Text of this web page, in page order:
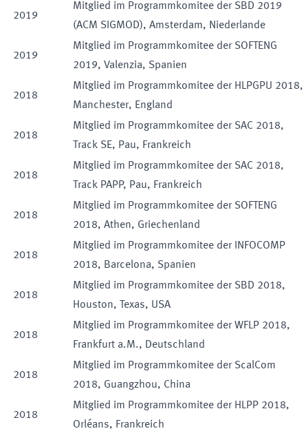
2019
Mitglied im Programmkomitee der SBD 2019
(ACM SIGMOD), Amsterdam, Niederlande
2019
Mitglied im Programmkomitee der SOFTENG
2019, Valenzia, Spanien
2018
Mitglied im Programmkomitee der HLPGPU 2018,
Manchester, England
2018
Mitglied im Programmkomitee der SAC 2018,
Track SE, Pau, Frankreich
2018
Mitglied im Programmkomitee der SAC 2018,
Track PAPP, Pau, Frankreich
2018
Mitglied im Programmkomitee der SOFTENG
2018, Athen, Griechenland
2018
Mitglied im Programmkomitee der INFOCOMP
2018, Barcelona, Spanien
2018
Mitglied im Programmkomitee der SBD 2018,
Houston, Texas, USA
2018
Mitglied im Programmkomitee der WFLP 2018,
Frankfurt a.M., Deutschland
2018
Mitglied im Programmkomitee der ScalCom
2018, Guangzhou, China
2018
Mitglied im Programmkomitee der HLPP 2018,
Orléans, Frankreich